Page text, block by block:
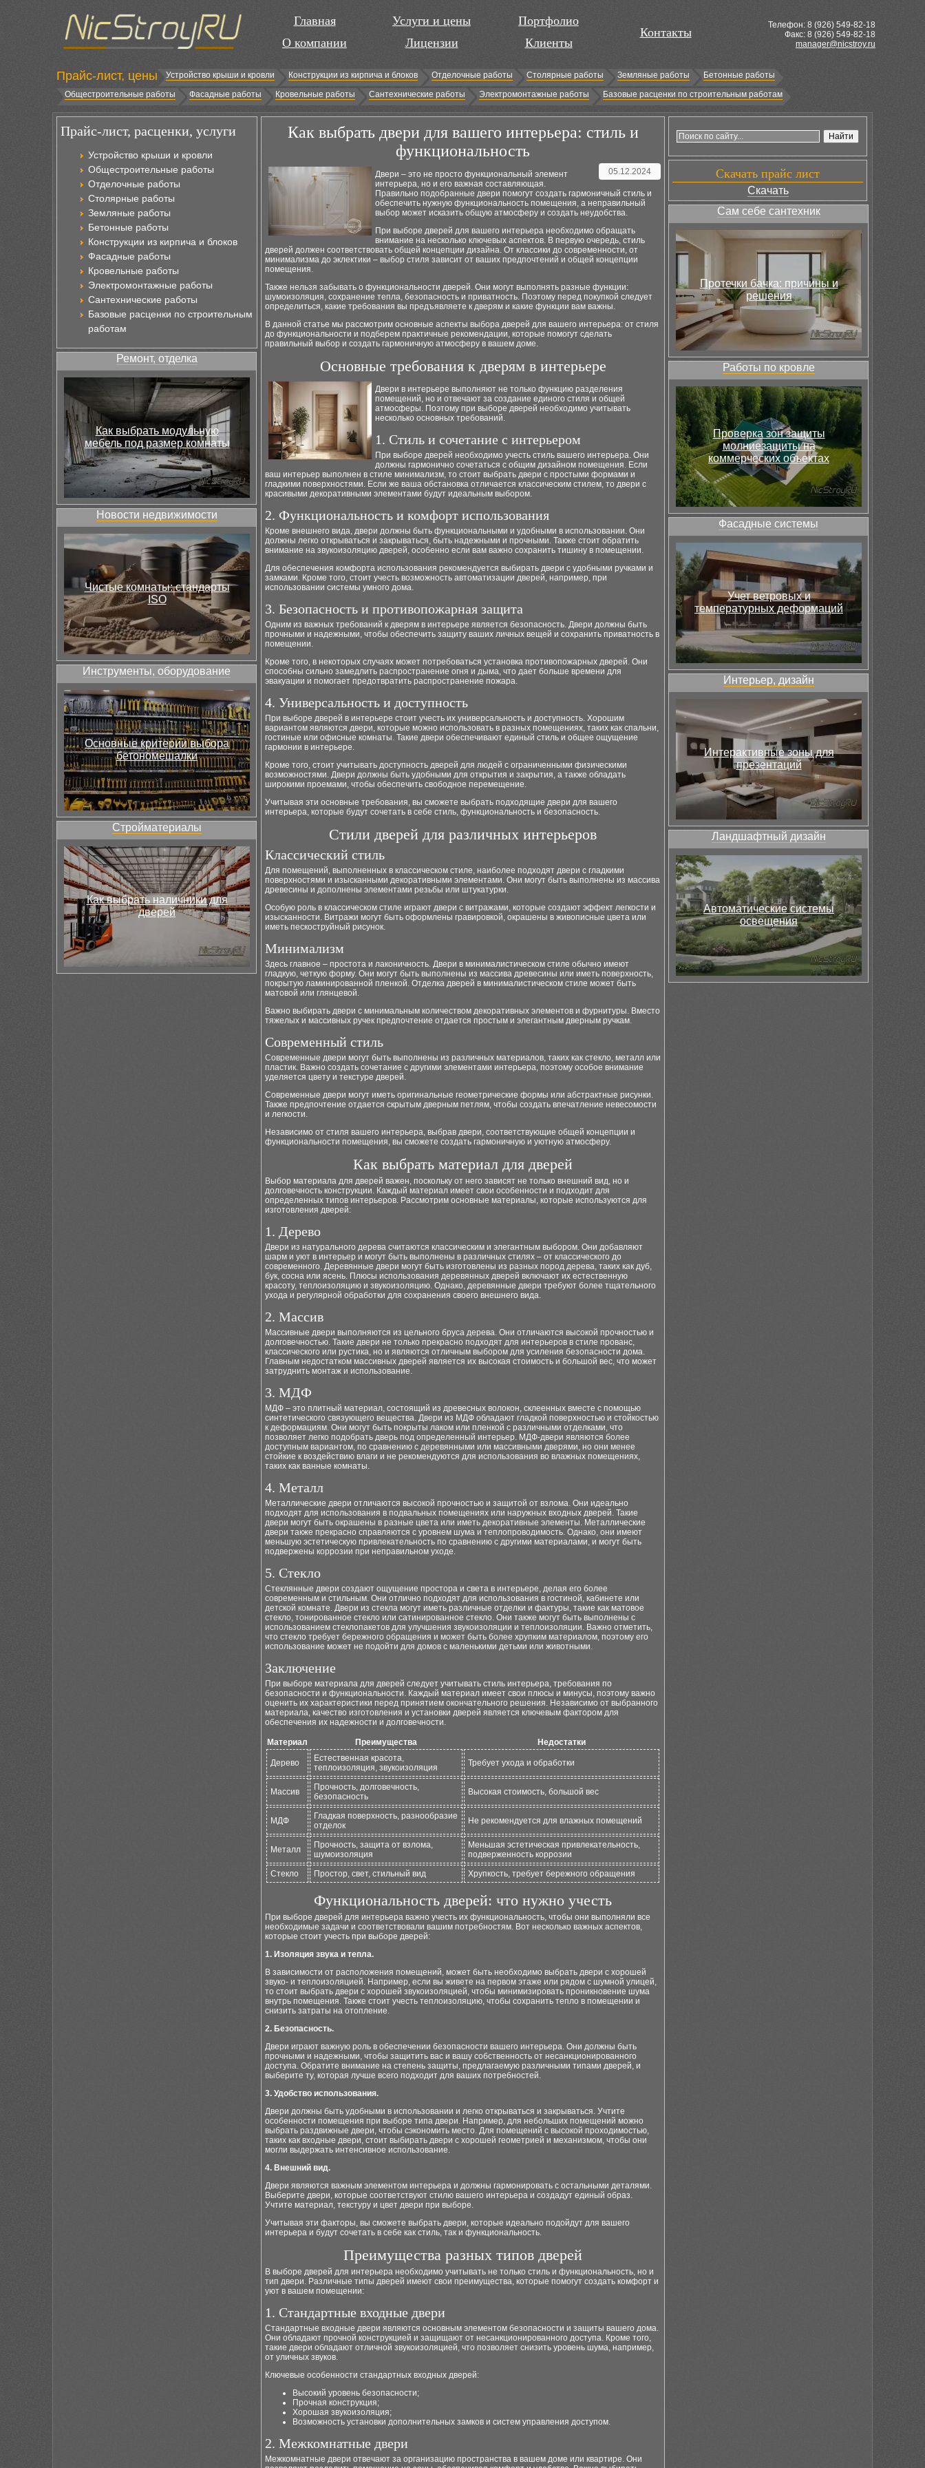
Главная
О компании
Услуги и цены
Лицензии
Портфолио
Клиенты
Контакты
Телефон: 8 (926) 549-82-18
Факс: 8 (926) 549-82-18
manager@nicstroy.ru
Прайс-лист, цены Устройство крыши и кровли Конструкции из кирпича и блоков Отделочные работы Столярные работы Земляные работы
Бетонные работы
Общестроительные работы
Фасадные работы Кровельные работы Сантехнические работы Электромонтажные работы Базовые расценки по строительным работам
Прайс-лист, расценки, услуги
Устройство крыши и кровли
Общестроительные работы
Отделочные работы
Столярные работы
Земляные работы
Бетонные работы
Конструкции из кирпича и блоков
Фасадные работы
Кровельные работы
Электромонтажные работы
Сантехнические работы
Базовые расценки по строительным
работам
Ремонт, отделка
Как выбрать модульную
мебель под размер комнаты
Новости недвижимости
Чистые комнаты: стандарты
ISO
Инструменты, оборудование
Основные критерии выбора
бетономешалки
Стройматериалы
Как выбрать наличники для
дверей
Как выбрать двери для вашего интерьера: стиль и
функциональность
05.12.2024
Двери – это не просто функциональный элемент
интерьера, но и его важная составляющая.
Правильно подобранные двери помогут создать гармоничный стиль и
обеспечить нужную функциональность помещения, а неправильный
выбор может исказить общую атмосферу и создать неудобства.
При выборе дверей для вашего интерьера необходимо обращать
внимание на несколько ключевых аспектов. В первую очередь, стиль
дверей должен соответствовать общей концепции дизайна. От классики до современности, от
минимализма до эклектики – выбор стиля зависит от ваших предпочтений и общей концепции
помещения.
Также нельзя забывать о функциональности дверей. Они могут выполнять разные функции:
шумоизоляция, сохранение тепла, безопасность и приватность. Поэтому перед покупкой следует
определиться, какие требования вы предъявляете к дверям и какие функции вам важны.
В данной статье мы рассмотрим основные аспекты выбора дверей для вашего интерьера: от стиля
до функциональности и подберем практичные рекомендации, которые помогут сделать
правильный выбор и создать гармоничную атмосферу в вашем доме.
Основные требования к дверям в интерьере
Двери в интерьере выполняют не только функцию разделения
помещений, но и отвечают за создание единого стиля и общей
атмосферы. Поэтому при выборе дверей необходимо учитывать
несколько основных требований.
1. Стиль и сочетание с интерьером
При выборе дверей необходимо учесть стиль вашего интерьера. Они
должны гармонично сочетаться с общим дизайном помещения. Если
ваш интерьер выполнен в стиле минимализм, то стоит выбрать двери с простыми формами и
гладкими поверхностями. Если же ваша обстановка отличается классическим стилем, то двери с
красивыми декоративными элементами будут идеальным выбором.
2. Функциональность и комфорт использования
Кроме внешнего вида, двери должны быть функциональными и удобными в использовании. Они
должны легко открываться и закрываться, быть надежными и прочными. Также стоит обратить
внимание на звукоизоляцию дверей, особенно если вам важно сохранить тишину в помещении.
Для обеспечения комфорта использования рекомендуется выбирать двери с удобными ручками и
замками. Кроме того, стоит учесть возможность автоматизации дверей, например, при
использовании системы умного дома.
3. Безопасность и противопожарная защита
Одним из важных требований к дверям в интерьере является безопасность. Двери должны быть
прочными и надежными, чтобы обеспечить защиту ваших личных вещей и сохранить приватность в
помещении.
Кроме того, в некоторых случаях может потребоваться установка противопожарных дверей. Они
способны сильно замедлить распространение огня и дыма, что дает больше времени для
эвакуации и помогает предотвратить распространение пожара.
4. Универсальность и доступность
При выборе дверей в интерьере стоит учесть их универсальность и доступность. Хорошим
вариантом являются двери, которые можно использовать в разных помещениях, таких как спальни,
гостиные или офисные комнаты. Такие двери обеспечивают единый стиль и общее ощущение
гармонии в интерьере.
Кроме того, стоит учитывать доступность дверей для людей с ограниченными физическими
возможностями. Двери должны быть удобными для открытия и закрытия, а также обладать
широкими проемами, чтобы обеспечить свободное перемещение.
Учитывая эти основные требования, вы сможете выбрать подходящие двери для вашего
интерьера, которые будут сочетать в себе стиль, функциональность и безопасность.
Стили дверей для различных интерьеров
Классический стиль
Для помещений, выполненных в классическом стиле, наиболее подходят двери с гладкими
поверхностями и изысканными декоративными элементами. Они могут быть выполнены из массива
древесины и дополнены элементами резьбы или штукатурки.
Особую роль в классическом стиле играют двери с витражами, которые создают эффект легкости и
изысканности. Витражи могут быть оформлены гравировкой, окрашены в живописные цвета или
иметь пескоструйный рисунок.
Минимализм
Здесь главное – простота и лаконичность. Двери в минималистическом стиле обычно имеют
гладкую, четкую форму. Они могут быть выполнены из массива древесины или иметь поверхность,
покрытую ламинированной пленкой. Отделка дверей в минималистическом стиле может быть
матовой или глянцевой.
Важно выбирать двери с минимальным количеством декоративных элементов и фурнитуры. Вместо
тяжелых и массивных ручек предпочтение отдается простым и элегантным дверным ручкам.
Современный стиль
Современные двери могут быть выполнены из различных материалов, таких как стекло, металл или
пластик. Важно создать сочетание с другими элементами интерьера, поэтому особое внимание
уделяется цвету и текстуре дверей.
Современные двери могут иметь оригинальные геометрические формы или абстрактные рисунки.
Также предпочтение отдается скрытым дверным петлям, чтобы создать впечатление невесомости
и легкости.
Независимо от стиля вашего интерьера, выбрав двери, соответствующие общей концепции и
функциональности помещения, вы сможете создать гармоничную и уютную атмосферу.
Как выбрать материал для дверей
Выбор материала для дверей важен, поскольку от него зависят не только внешний вид, но и
долговечность конструкции. Каждый материал имеет свои особенности и подходит для
определенных типов интерьеров. Рассмотрим основные материалы, которые используются для
изготовления дверей:
1. Дерево
Двери из натурального дерева считаются классическим и элегантным выбором. Они добавляют
шарм и уют в интерьер и могут быть выполнены в различных стилях – от классического до
современного. Деревянные двери могут быть изготовлены из разных пород дерева, таких как дуб,
бук, сосна или ясень. Плюсы использования деревянных дверей включают их естественную
красоту, теплоизоляцию и звукоизоляцию. Однако, деревянные двери требуют более тщательного
ухода и регулярной обработки для сохранения своего внешнего вида.
2. Массив
Массивные двери выполняются из цельного бруса дерева. Они отличаются высокой прочностью и
долговечностью. Такие двери не только прекрасно подходят для интерьеров в стиле прованс,
классического или рустика, но и являются отличным выбором для усиления безопасности дома.
Главным недостатком массивных дверей является их высокая стоимость и большой вес, что может
затруднить монтаж и использование.
3. МДФ
МДФ – это плитный материал, состоящий из древесных волокон, склеенных вместе с помощью
синтетического связующего вещества. Двери из МДФ обладают гладкой поверхностью и стойкостью
к деформациям. Они могут быть покрыты лаком или пленкой с различными отделками, что
позволяет легко подобрать дверь под определенный интерьер. МДФ-двери являются более
доступным вариантом, по сравнению с деревянными или массивными дверями, но они менее
стойкие к воздействию влаги и не рекомендуются для использования во влажных помещениях,
таких как ванные комнаты.
4. Металл
Металлические двери отличаются высокой прочностью и защитой от взлома. Они идеально
подходят для использования в подвальных помещениях или наружных входных дверей. Такие
двери могут быть окрашены в разные цвета или иметь декоративные элементы. Металлические
двери также прекрасно справляются с уровнем шума и теплопроводимость. Однако, они имеют
меньшую эстетическую привлекательность по сравнению с другими материалами, и могут быть
подвержены коррозии при неправильном уходе.
5. Стекло
Стеклянные двери создают ощущение простора и света в интерьере, делая его более
современным и стильным. Они отлично подходят для использования в гостиной, кабинете или
детской комнате. Двери из стекла могут иметь различные отделки и фактуры, такие как матовое
стекло, тонированное стекло или сатинированное стекло. Они также могут быть выполнены с
использованием стеклопакетов для улучшения звукоизоляции и теплоизоляции. Важно отметить,
что стекло требует бережного обращения и может быть более хрупким материалом, поэтому его
использование может не подойти для домов с маленькими детьми или животными.
Заключение
При выборе материала для дверей следует учитывать стиль интерьера, требования по
безопасности и функциональности. Каждый материал имеет свои плюсы и минусы, поэтому важно
оценить их характеристики перед принятием окончательного решения. Независимо от выбранного
материала, качество изготовления и установки дверей является ключевым фактором для
обеспечения их надежности и долговечности.
Материал Преимущества Недостатки
Дерево
Естественная красота,
теплоизоляция, звукоизоляция
Требует ухода и обработки
Массив
Прочность, долговечность,
безопасность
Высокая стоимость, большой вес
МДФ
Гладкая поверхность, разнообразие
отделок
Не рекомендуется для влажных помещений
Металл
Прочность, защита от взлома,
шумоизоляция
Меньшая эстетическая привлекательность,
подверженность коррозии
Стекло
Простор, свет, стильный вид Хрупкость, требует бережного обращения
Функциональность дверей: что нужно учесть
При выборе дверей для интерьера важно учесть их функциональность, чтобы они выполняли все
необходимые задачи и соответствовали вашим потребностям. Вот несколько важных аспектов,
которые стоит учесть при выборе дверей:
1. Изоляция звука и тепла.
В зависимости от расположения помещений, может быть необходимо выбрать двери с хорошей
звуко- и теплоизоляцией. Например, если вы живете на первом этаже или рядом с шумной улицей,
то стоит выбрать двери с хорошей звукоизоляцией, чтобы минимизировать проникновение шума
внутрь помещения. Также стоит учесть теплоизоляцию, чтобы сохранить тепло в помещении и
снизить затраты на отопление.
2. Безопасность.
Двери играют важную роль в обеспечении безопасности вашего интерьера. Они должны быть
прочными и надежными, чтобы защитить вас и вашу собственность от несанкционированного
доступа. Обратите внимание на степень защиты, предлагаемую различными типами дверей, и
выберите ту, которая лучше всего подходит для ваших потребностей.
3. Удобство использования.
Двери должны быть удобными в использовании и легко открываться и закрываться. Учтите
особенности помещения при выборе типа двери. Например, для небольших помещений можно
выбрать раздвижные двери, чтобы сэкономить место. Для помещений с высокой проходимостью,
таких как входные двери, стоит выбирать двери с хорошей геометрией и механизмом, чтобы они
могли выдержать интенсивное использование.
4. Внешний вид.
Двери являются важным элементом интерьера и должны гармонировать с остальными деталями.
Выберите двери, которые соответствуют стилю вашего интерьера и создадут единый образ.
Учтите материал, текстуру и цвет двери при выборе.
Учитывая эти факторы, вы сможете выбрать двери, которые идеально подойдут для вашего
интерьера и будут сочетать в себе как стиль, так и функциональность.
Преимущества разных типов дверей
В выборе дверей для интерьера необходимо учитывать не только стиль и функциональность, но и
тип двери. Различные типы дверей имеют свои преимущества, которые помогут создать комфорт и
уют в вашем помещении:
1. Стандартные входные двери
Стандартные входные двери являются основным элементом безопасности и защиты вашего дома.
Они обладают прочной конструкцией и защищают от несанкционированного доступа. Кроме того,
такие двери обладают отличной звукоизоляцией, что позволяет снизить уровень шума, например,
от уличных звуков.
Ключевые особенности стандартных входных дверей:
Высокий уровень безопасности;
Прочная конструкция;
Хорошая звукоизоляция;
Возможность установки дополнительных замков и систем управления доступом.
2. Межкомнатные двери
Межкомнатные двери отвечают за организацию пространства в вашем доме или квартире. Они
Скачать прайс лист
Скачать
Сам себе сантехник
Протечки бачка: причины и
решения
Работы по кровле
Проверка зон защиты
молниезащиты на
коммерческих объектах
Фасадные системы
Учет ветровых и
температурных деформаций
Интерьер, дизайн
Интерактивные зоны для
презентаций
Ландшафтный дизайн
Автоматические системы
освещения